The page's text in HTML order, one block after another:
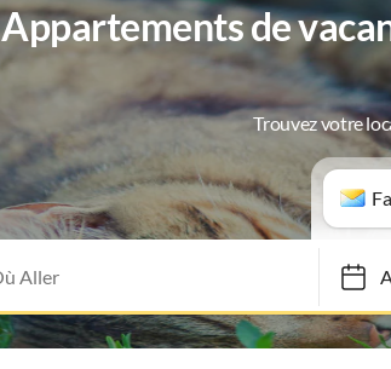
Appartements de
Trouvez votre